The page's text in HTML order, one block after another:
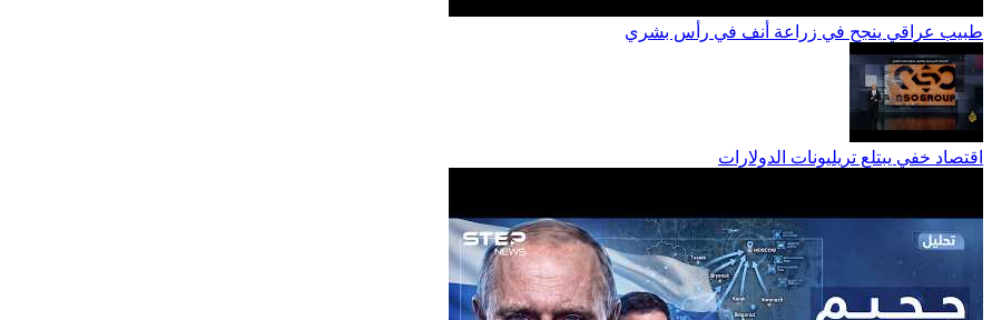
طبيب عراقي ينجح في زراعة أنف في رأس بشري
اقتصاد خفي يبتلع تريليونات الدولارات